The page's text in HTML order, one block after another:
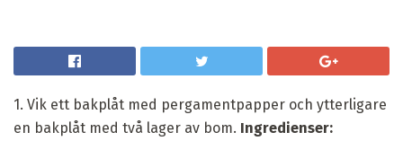
1. Vik ett bakplåt med pergamentpapper och ytterligare
en bakplåt med två lager av bom. Ingredienser: